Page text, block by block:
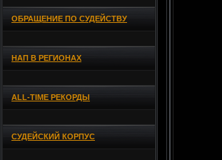
ОБРАЩЕНИЕ ПО СУДЕЙСТВУ
НАП В РЕГИОНАХ
ALL-TIME РЕКОРДЫ
СУДЕЙСКИЙ КОРПУС